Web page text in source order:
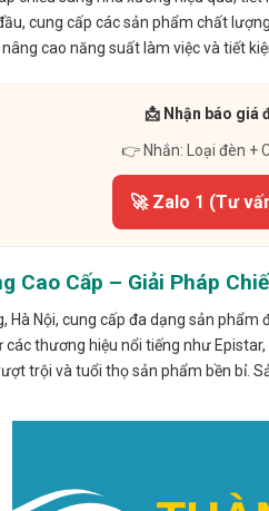
cung cấp các sản phẩm chất
cao năng suất làm việc và tiết
📩 Nhận báo giá
👉 Nhắn: Loại đèn +
🚀 Zalo 1 (Tư
Cao Cấp – Giải Pháp
Hà Nội, cung cấp đa dạng sản
thương hiệu nổi tiếng như
trội và tuổi thọ sản phẩm bền bỉ.